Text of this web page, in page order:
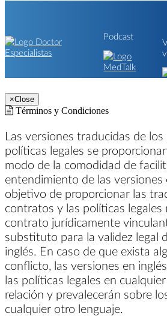
Podcast
×Close
Términos y Condiciones
Las versiones traducidas de
políticas legales se
modo de la comodidad de
entendimiento de las versiones
objetivo de proporcionar las
contratos y las políticas legales
contrato jurídicamente
substituto para la validez legal
inglés. En caso de que exista
conflicto, las versiones en
las políticas legales en
relación y prevalecerán sobre
cualquier otro lenguaje.